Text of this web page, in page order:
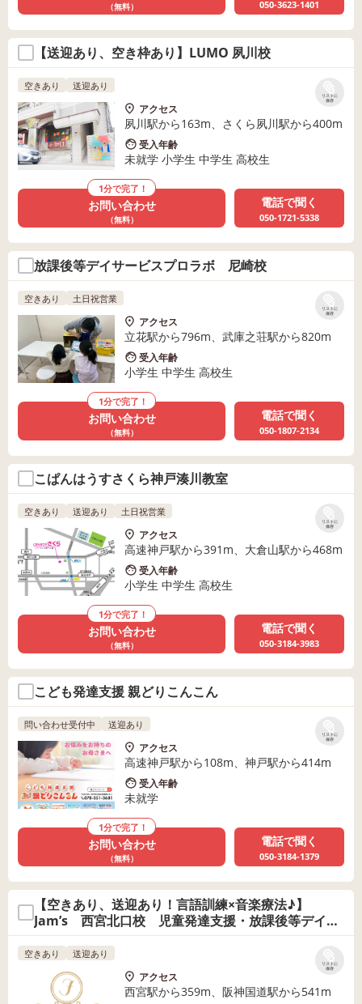
（無料） 050-3623-1401
【送迎あり、空き枠あり】LUMO 夙川校
リストに
保存
空きあり 送迎あり
アクセス
夙川駅から163m、さくら夙川駅から400m
受入年齢
未就学 小学生 中学生 高校生
1分で完了！
お問い合わせ
（無料）
電話で聞く
050-1721-5338
放課後等デイサービスプロラボ 尼崎校
リストに
保存
空きあり 土日祝営業
アクセス
立花駅から796m、武庫之荘駅から820m
受入年齢
小学生 中学生 高校生
1分で完了！
お問い合わせ
（無料）
電話で聞く
050-1807-2134
こぱんはうすさくら神戸湊川教室
リストに
保存
空きあり 送迎あり 土日祝営業
アクセス
高速神戸駅から391m、大倉山駅から468m
受入年齢
小学生 中学生 高校生
1分で完了！
お問い合わせ
（無料）
電話で聞く
050-3184-3983
こども発達支援 親どりこんこん
リストに
保存
問い合わせ受付中 送迎あり
アクセス
高速神戸駅から108m、神戸駅から414m
受入年齢
未就学
1分で完了！
お問い合わせ
（無料）
電話で聞く
050-3184-1379
【空きあり、送迎あり！言語訓練×音楽療法♪】
Jam’s 西宮北口校 児童発達支援・放課後等デイサ
ービス
リストに
保存
空きあり 送迎あり
アクセス
西宮駅から359m、阪神国道駅から541m